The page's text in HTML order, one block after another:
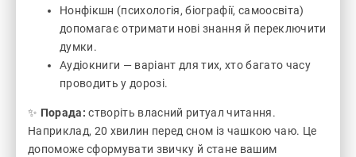
Нонфікшн (психологія, біографії, самоосвіта)
допомагає отримати нові знання й переключити
думки.
Аудіокниги — варіант для тих, хто багато часу
проводить у дорозі.
✨ Порада: створіть власний ритуал читання.
Наприклад, 20 хвилин перед сном із чашкою чаю. Це
допоможе сформувати звичку й стане вашим